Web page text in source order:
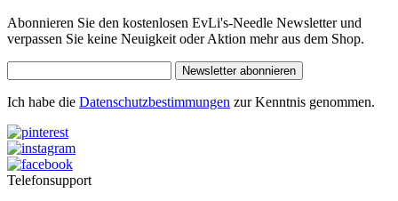
Abonnieren Sie den kostenlosen EvLi's-Needle Newsletter und
verpassen Sie keine Neuigkeit oder Aktion mehr aus dem Shop.
Newsletter abonnieren
Ich habe die Datenschutzbestimmungen zur Kenntnis genommen.
Telefonsupport